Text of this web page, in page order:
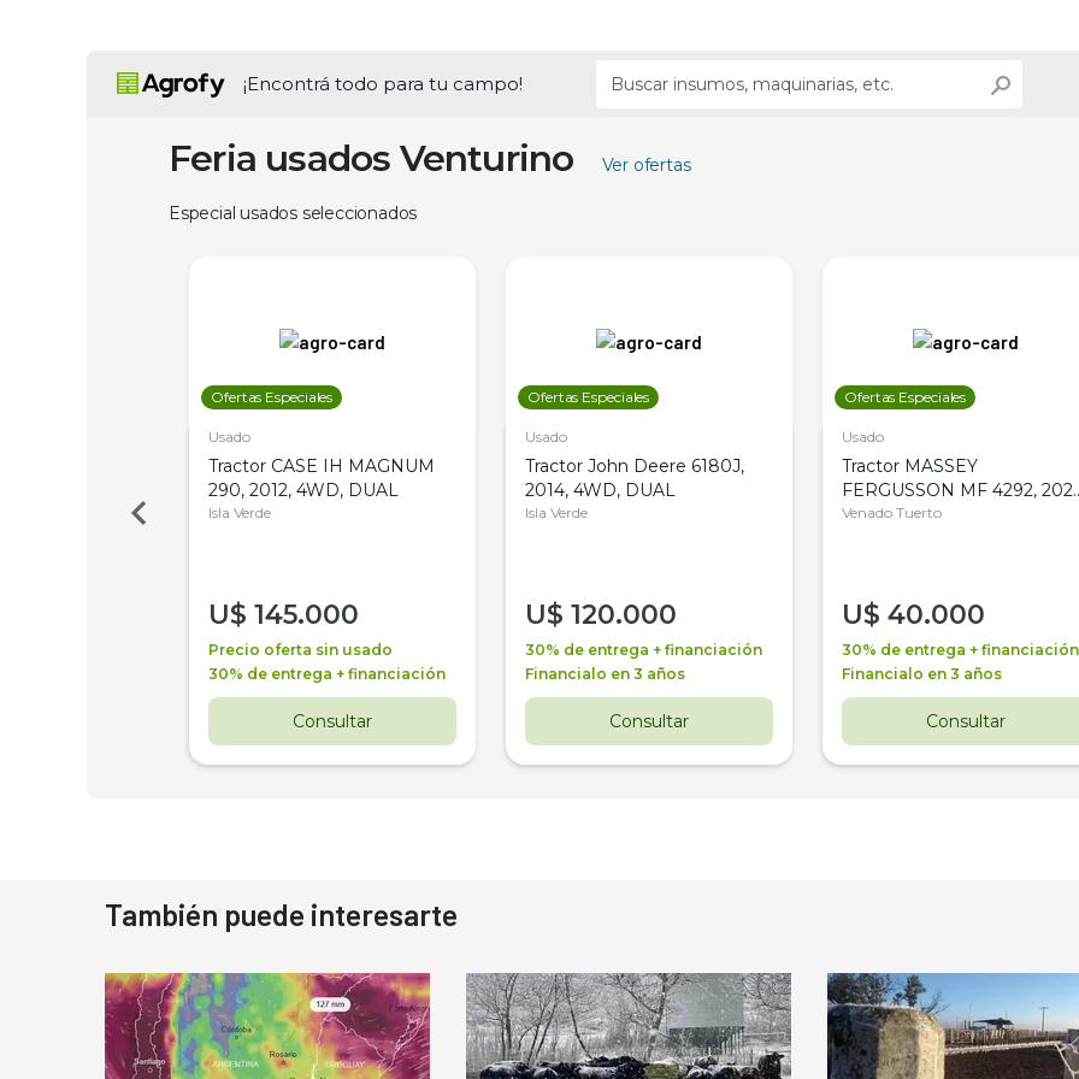
¡Encontrá todo para tu campo!
Feria usados Venturino Ver ofertas
Especial usados seleccionados
Ofertas Especiales
Usado
Tractor CASE IH MAGNUM
290, 2012, 4WD, DUAL
Isla Verde
U$ 145.000
Precio oferta sin usado
30% de entrega + financiación
Consultar
Ofertas Especiales
Usado
Tractor John Deere 6180J,
2014, 4WD, DUAL
Isla Verde
U$ 120.000
30% de entrega + financiación
Financialo en 3 años
Consultar
Ofertas Especiales
Usado
Tractor MASSEY
FERGUSSON MF 4292,
4WD, PATON
Venado Tuerto
U$ 40.000
30% de entrega + financiación
Financialo en 3 años
Consultar
También puede interesarte